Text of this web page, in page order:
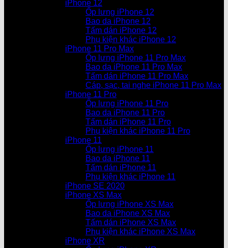
iPhone 12
Ốp lưng iPhone 12
Bao da iPhone 12
Tấm dán iPhone 12
Phụ kiện khác iPhone 12
iPhone 11 Pro Max
Ốp lưng iPhone 11 Pro Max
Bao da iPhone 11 Pro Max
Tấm dán iPhone 11 Pro Max
Cáp, sạc, tai nghe iPhone 11 Pro Max
iPhone 11 Pro
Ốp lưng iPhone 11 Pro
Bao da iPhone 11 Pro
Tấm dán iPhone 11 Pro
Phụ kiện khác iPhone 11 Pro
iPhone 11
Ốp lưng iPhone 11
Bao da iPhone 11
Tấm dán iPhone 11
Phụ kiện khác iPhone 11
iPhone SE 2020
iPhone XS Max
Ốp lưng iPhone XS Max
Bao da iPhone XS Max
Tấm dán iPhone XS Max
Phụ kiện khác iPhone XS Max
iPhone XR